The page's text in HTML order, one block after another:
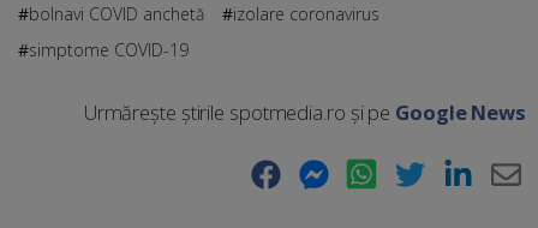
bolnavi COVID anchetă
izolare coronavirus
simptome COVID-19
Urmărește știrile spotmedia.ro și pe Google News
Facebook Messenger WhatsApp Twitter LinkedIn